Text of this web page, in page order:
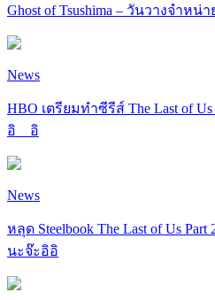
Ghost of Tsushima – วันวางจำหน่
News
HBO เตรียมทำซีรีส์ The Last of
อิ__อิ
News
หลุด Steelbook The Last of Us
นะจ๊ะอิอิ